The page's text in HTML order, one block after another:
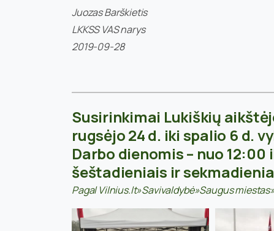
Juozas Barškietis
LKKSS VAS narys
2019-09-28
Susirinkimai Lukiškių
rugsėjo 24 d. iki spalio 6 d.
Darbo dienomis – nuo 12:00
šeštadieniais ir
Pagal Vilnius.lt»Savivaldybė»Saugus